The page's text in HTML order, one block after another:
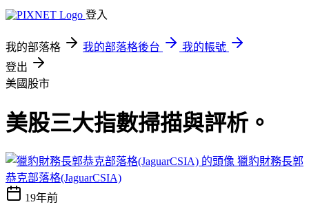
登入
我的部落格 我的部落格後台
我的帳號
登出
美國股市
美股三大指數掃描與評析。
獵豹財務長郭
恭克部落格(JaguarCSIA)
19年前